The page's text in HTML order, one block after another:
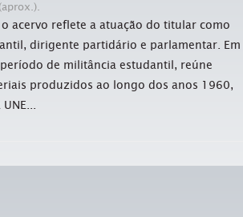
acervo reflete a atuação do titular como
dirigente partidário e parlamentar. Em
de militância estudantil, reúne
produzidos ao longo dos anos 1960,